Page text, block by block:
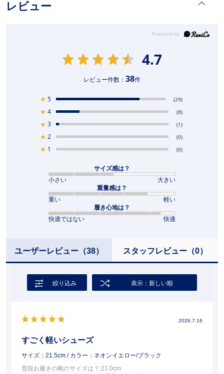
レビュー
4.7
レビュー件数： 38件
★ 5 (29)
★ 4 (8)
★ 3 (1)
★ 2 (0)
★ 1 (0)
サイズ感は？
小さい
大きい
重量感は？
重い
軽い
履き心地は？
快適ではない
快適
ユーザーレビュー（38） スタッフレビュー（0）
絞り込み 表示：新しい順
2026.7.16
すごく軽いシューズ
サイズ：21.5cm / カラー：ネオンイエロー/ブラック
普段お履きの靴のサイズは？ :21.0cm